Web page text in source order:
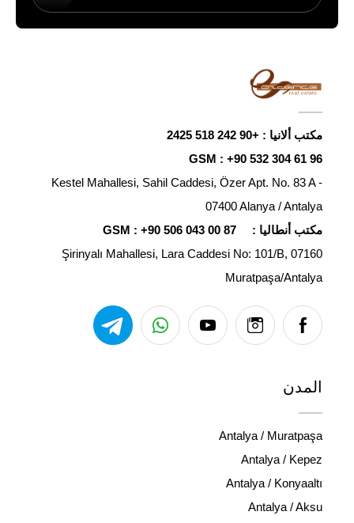
مكتب ألانيا : +90 242 518 2425
GSM : +90 532 304 61 96
Kestel Mahallesi, Sahil Caddesi, Özer Apt. No. 83 A -
07400 Alanya / Antalya
مكتب أنطاليا :
GSM : +90 506 043 00 87
Şirinyalı Mahallesi, Lara Caddesi No: 101/B, 07160
Muratpaşa/Antalya
المدن
Antalya / Muratpaşa
Antalya / Kepez
Antalya / Konyaaltı
Antalya / Aksu